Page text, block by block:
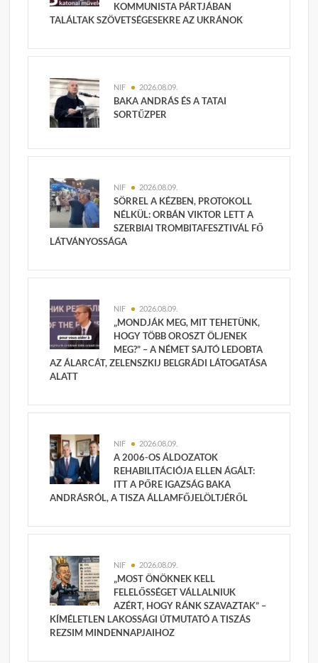
KOMMUNISTA PÁRTJÁBAN
TALÁLTAK SZÖVETSÉGESEKRE AZ UKRÁNOK
NIF 2026.08.09.
BAKA ANDRÁS ÉS A TATAI
SORTŰZPER
NIF 2026.08.09.
SÖRREL A KÉZBEN, PROTOKOLL
NÉLKÜL: ORBÁN VIKTOR LETT A
SZERBIAI TROMBITAFESZTIVÁL FŐ
LÁTVÁNYOSSÁGA
NIF 2026.08.09.
„MONDJÁK MEG, MIT TEHETÜNK,
HOGY TÖBB OROSZT ÖLJENEK
MEG?” – A NÉMET SAJTÓ LEDOBTA
AZ ÁLARCÁT, ZELENSZKIJ BELGRÁDI LÁTOGATÁSA
ALATT
NIF 2026.08.09.
A 2006-OS ÁLDOZATOK
REHABILITÁCIÓJA ELLEN ÁGÁLT:
ITT A PŐRE IGAZSÁG BAKA
ANDRÁSRÓL, A TISZA ÁLLAMFŐJELÖLTJÉRŐL
NIF 2026.08.09.
„MOST ÖNÖKNEK KELL
FELELŐSSÉGET VÁLLALNIUK
AZÉRT, HOGY RÁNK SZAVAZTAK” –
KÍMÉLETLEN LAKOSSÁGI ÚTMUTATÓ A TISZÁS
REZSIM MINDENNAPJAIHOZ